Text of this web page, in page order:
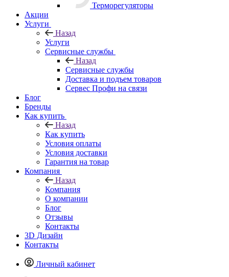
Терморегуляторы
Акции
Услуги
Назад
Услуги
Сервисные службы
Назад
Сервисные службы
Доставка и подъем товаров
Сервес Профи на связи
Блог
Бренды
Как купить
Назад
Как купить
Условия оплаты
Условия доставки
Гарантия на товар
Компания
Назад
Компания
О компании
Блог
Отзывы
Контакты
3D Дизайн
Контакты
Личный кабинет